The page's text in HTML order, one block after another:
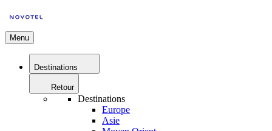
Menu
Destinations
Retour
Destinations
Europe
Asie